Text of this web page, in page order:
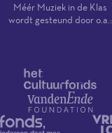
Méér Muziek in de Klas
wordt gesteund door o.a.: